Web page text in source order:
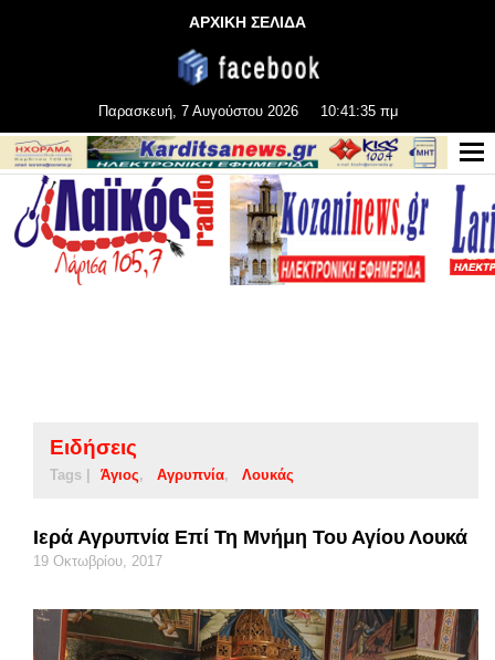
ΑΡΧΙΚΗ ΣΕΛΙΔΑ
Παρασκευή, 7 Αυγούστου 2026 10:41:35 πμ
Ειδήσεις
Tags | Άγιος Αγρυπνία Λουκάς
Ιερά Αγρυπνία Επί Τη Μνήμη Του Αγίου Λουκά
19 Οκτωβρίου, 2017